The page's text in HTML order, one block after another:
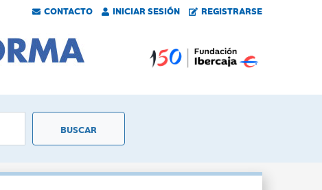
CONTACTO INICIAR SESIÓN REGISTRARSE